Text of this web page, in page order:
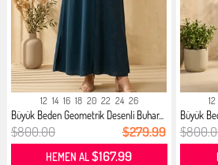
12 14 16 18 20 22 24 26
Büyük Beden Geometrik Desenli Buhar...
$800.00 $279.99
HEMEN AL$167.99
12
Büyük